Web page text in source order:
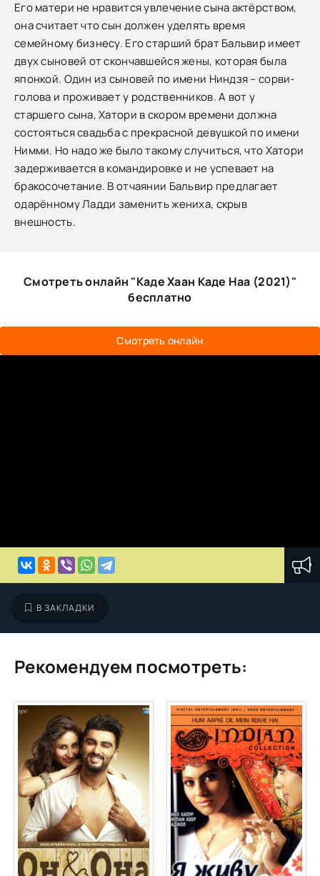
Его матери не нравится увлечение сына актёрством,
она считает что сын должен уделять время
семейному бизнесу. Его старший брат Бальвир имеет
двух сыновей от скончавшейся жены, которая была
японкой. Один из сыновей по имени Ниндзя – сорви-
голова и проживает у родственников. А вот у
старшего сына, Хатори в скором времени должна
состояться свадьба с прекрасной девушкой по имени
Нимми. Но надо же было такому случиться, что Хатори
задерживается в командировке и не успевает на
бракосочетание. В отчаянии Бальвир предлагает
одарённому Ладди заменить жениха, скрыв
внешность.
Смотреть онлайн "Каде Хаан Каде Наа (2021)"
бесплатно
Смотреть онлайн
В ЗАКЛАДКИ
Рекомендуем посмотреть: